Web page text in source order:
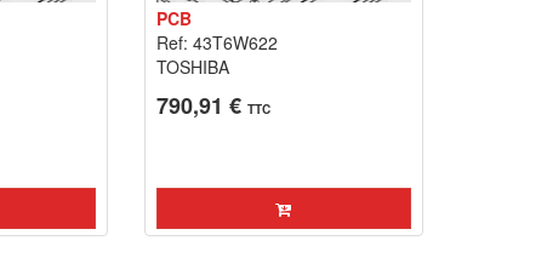
PCB
Ref: 43T6W622
TOSHIBA
790,91 € TTC